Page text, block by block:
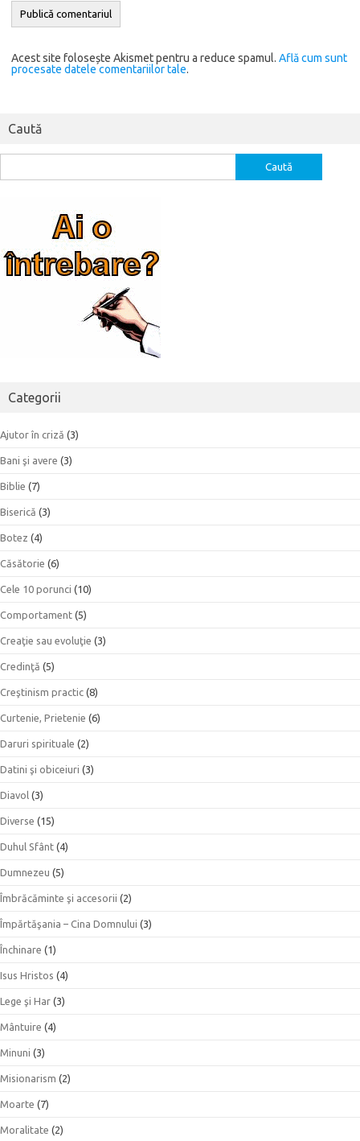
Alternative:
Acest site folosește Akismet pentru a reduce spamul. Află cum sunt
procesate datele comentariilor tale.
Caută
după:
Categorii
Ajutor în criză (3)
Bani şi avere (3)
Biblie (7)
Biserică (3)
Botez (4)
Căsătorie (6)
Cele 10 porunci (10)
Comportament (5)
Creaţie sau evoluţie (3)
Credinţă (5)
Creştinism practic (8)
Curtenie, Prietenie (6)
Daruri spirituale (2)
Datini şi obiceiuri (3)
Diavol (3)
Diverse (15)
Duhul Sfânt (4)
Dumnezeu (5)
Îmbrăcăminte şi accesorii (2)
Împărtăşania – Cina Domnului (3)
Închinare (1)
Isus Hristos (4)
Lege şi Har (3)
Mântuire (4)
Minuni (3)
Misionarism (2)
Moarte (7)
Moralitate (2)